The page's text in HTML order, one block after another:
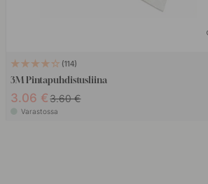
114
3M Pintapuhdistusliina
3.06 € 3.60 €
Varastossa